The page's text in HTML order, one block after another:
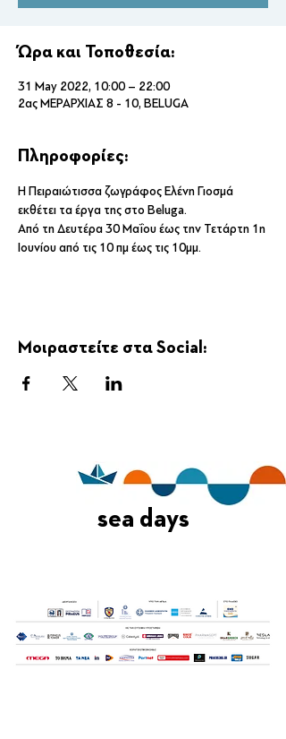
Ώρα και Τοποθεσία:
31 May 2022, 10:00 – 22:00
2ας ΜΕΡΑΡΧΙΑΣ 8 - 10, BELUGA
Πληροφορίες:
Η Πειραιώτισσα ζωγράφος Ελένη Γιοσμά
εκθέτει τα έργα της στο Beluga.
Aπό τη Δευτέρα 30 Μαΐου έως την Τετάρτη 1η
Ιουνίου από τις 10 πμ έως τις 10μμ.
Μοιραστείτε στα Social:
sea days